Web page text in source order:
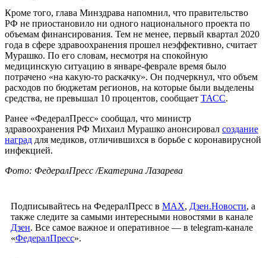
Кроме того, глава Минздрава напомнил, что правительство
РФ не приостановило ни одного национального проекта по
объемам финансирования. Тем не менее, первый квартал 2020
года в сфере здравоохранения прошел неэффективно, считает
Мурашко. По его словам, несмотря на спокойную
медицинскую ситуацию в январе-феврале время было
потрачено «на какую-то раскачку». Он подчеркнул, что объем
расходов по бюджетам регионов, на которые были выделены
средства, не превышал 10 процентов, сообщает ТАСС.
Ранее «ФедералПресс» сообщал, что министр
здравоохранения РФ Михаил Мурашко анонсировал создание
наград для медиков, отличившихся в борьбе с коронавирусной
инфекцией.
Фото: ФедералПресс /Екатерина Лазарева
Подписывайтесь на ФедералПресс в МАХ, Дзен.Новости, а
также следите за самыми интересными новостями в канале
Дзен. Все самое важное и оперативное — в telegram-канале
«ФедералПресс».